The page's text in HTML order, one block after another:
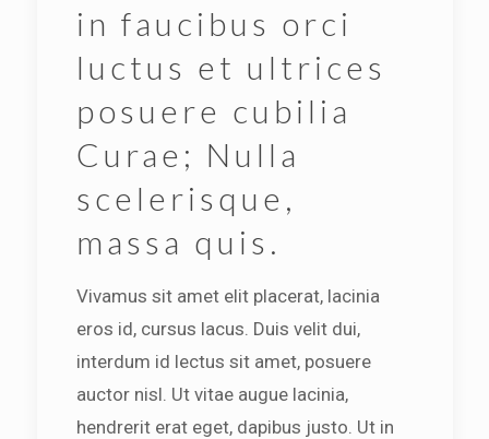
in faucibus orci
luctus et ultrices
posuere cubilia
Curae; Nulla
scelerisque,
massa quis.
Vivamus sit amet elit placerat, lacinia
eros id, cursus lacus. Duis velit dui,
interdum id lectus sit amet, posuere
auctor nisl. Ut vitae augue lacinia,
hendrerit erat eget, dapibus justo. Ut in